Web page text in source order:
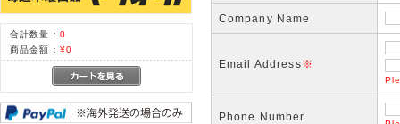
合計数量： 0
商品金額： ¥0
Company Name
Email Address※
Phone Number